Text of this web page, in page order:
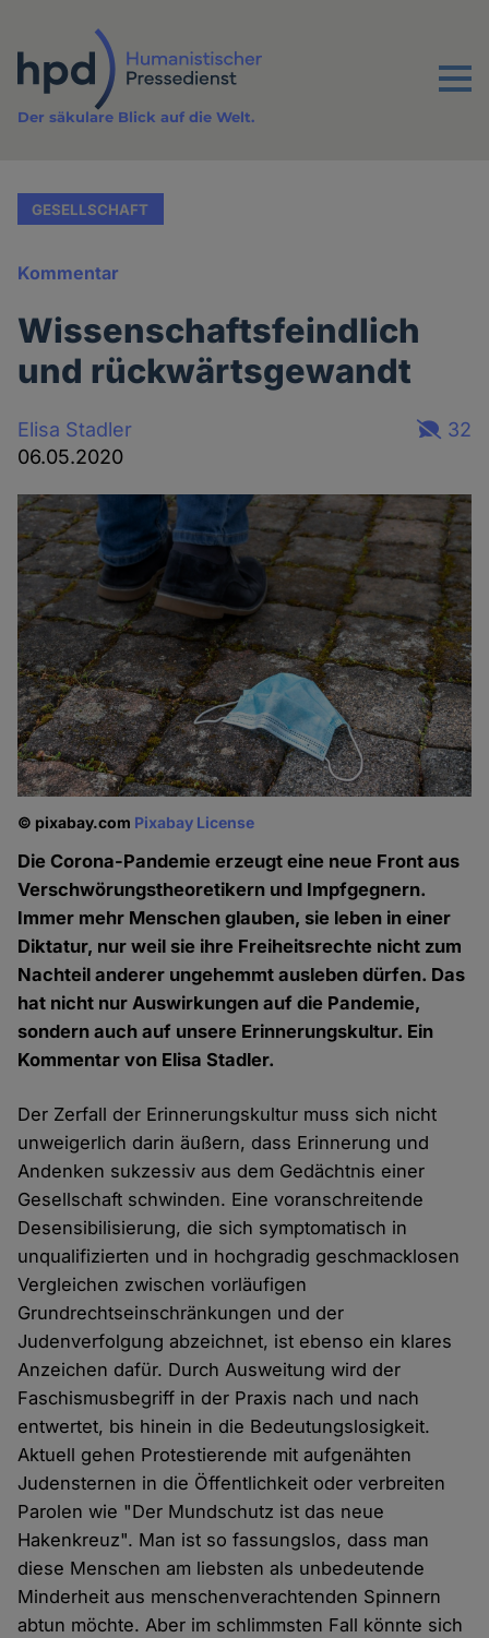
Inhalt
Menu
Der säkulare Blick auf die Welt.
GESELLSCHAFT
Kommentar
Wissenschaftsfeindlich
und rückwärtsgewandt
Elisa Stadler
06.05.2020
32
© pixabay.com Pixabay License
Die Corona-Pandemie erzeugt eine neue Front aus
Verschwörungstheoretikern und Impfgegnern.
Immer mehr Menschen glauben, sie leben in einer
Diktatur, nur weil sie ihre Freiheitsrechte nicht zum
Nachteil anderer ungehemmt ausleben dürfen. Das
hat nicht nur Auswirkungen auf die Pandemie,
sondern auch auf unsere Erinnerungskultur. Ein
Kommentar von Elisa Stadler.
Der Zerfall der Erinnerungskultur muss sich nicht
unweigerlich darin äußern, dass Erinnerung und
Andenken sukzessiv aus dem Gedächtnis einer
Gesellschaft schwinden. Eine voranschreitende
Desensibilisierung, die sich symptomatisch in
unqualifizierten und in hochgradig geschmacklosen
Vergleichen zwischen vorläufigen
Grundrechtseinschränkungen und der
Judenverfolgung abzeichnet, ist ebenso ein klares
Anzeichen dafür. Durch Ausweitung wird der
Faschismusbegriff in der Praxis nach und nach
entwertet, bis hinein in die Bedeutungslosigkeit.
Aktuell gehen Protestierende mit aufgenähten
Judensternen in die Öffentlichkeit oder verbreiten
Parolen wie "Der Mundschutz ist das neue
Hakenkreuz". Man ist so fassungslos, dass man
diese Menschen am liebsten als unbedeutende
Minderheit aus menschenverachtenden Spinnern
abtun möchte. Aber im schlimmsten Fall könnte sich